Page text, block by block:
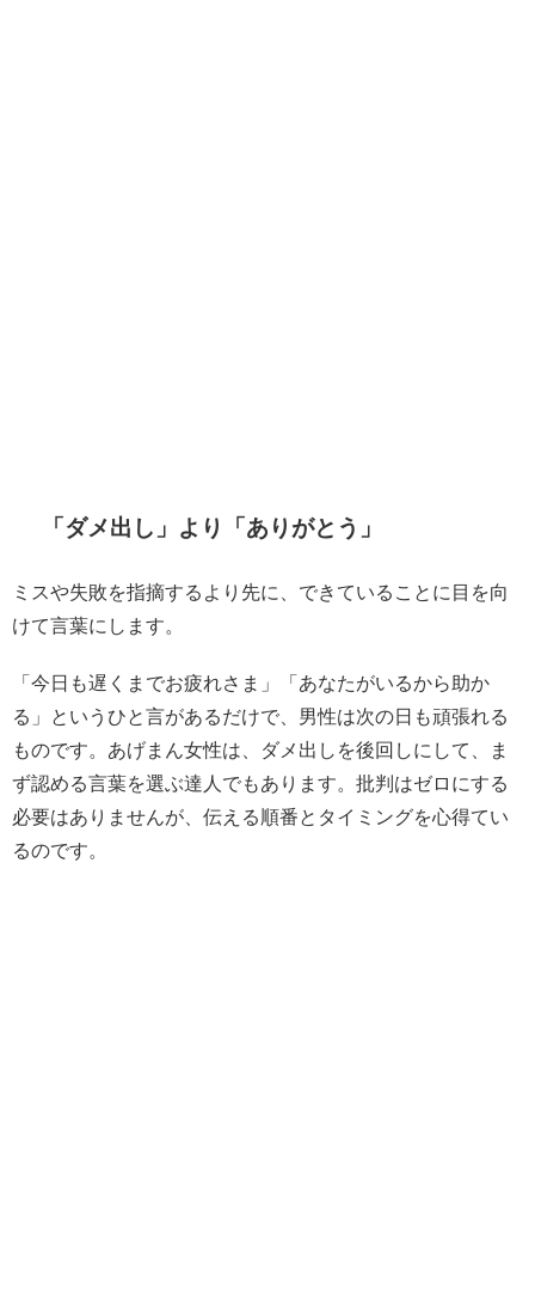
「ダメ出し」より「ありがとう」
ミスや失敗を指摘するより先に、できていることに目を向
けて言葉にします。
「今日も遅くまでお疲れさま」「あなたがいるから助か
る」というひと言があるだけで、男性は次の日も頑張れる
ものです。あげまん女性は、ダメ出しを後回しにして、ま
ず認める言葉を選ぶ達人でもあります。批判はゼロにする
必要はありませんが、伝える順番とタイミングを心得てい
るのです。